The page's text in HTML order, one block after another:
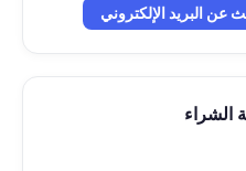
عن البريد الإلكتروني